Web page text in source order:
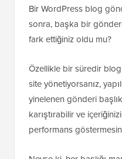
Bir WordPress blog
sonra, başka bir
fark ettiğiniz oldu mu?
Özellikle bir süredir
site yönetiyorsanız,
yinelenen gönderi
karıştırabilir ve
performans